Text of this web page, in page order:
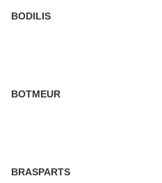
BODILIS
BOTMEUR
BRASPARTS